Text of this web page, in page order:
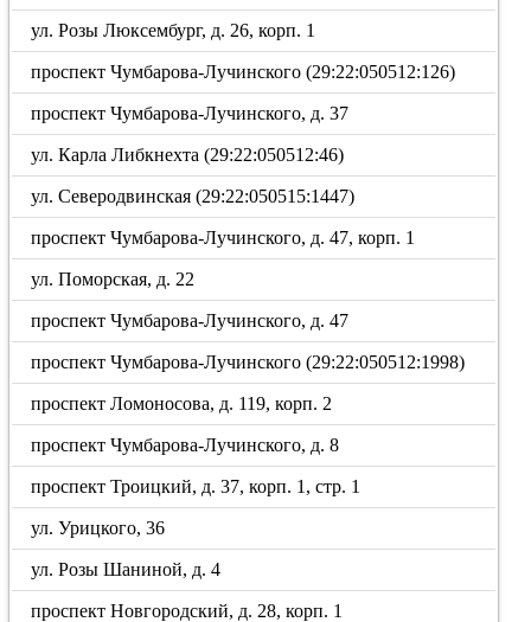
ул. Розы Люксембург, д. 26, корп. 1
проспект Чумбарова-Лучинского (29:22:050512:126)
проспект Чумбарова-Лучинского, д. 37
ул. Карла Либкнехта (29:22:050512:46)
ул. Северодвинская (29:22:050515:1447)
проспект Чумбарова-Лучинского, д. 47, корп. 1
ул. Поморская, д. 22
проспект Чумбарова-Лучинского, д. 47
проспект Чумбарова-Лучинского (29:22:050512:1998)
проспект Ломоносова, д. 119, корп. 2
проспект Чумбарова-Лучинского, д. 8
проспект Троицкий, д. 37, корп. 1, стр. 1
ул. Урицкого, 36
ул. Розы Шаниной, д. 4
проспект Новгородский, д. 28, корп. 1